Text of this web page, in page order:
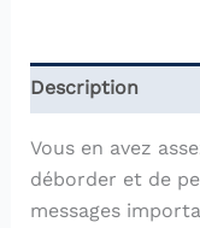
Description
Vous en avez
déborder et de
messages